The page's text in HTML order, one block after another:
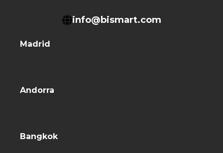
info@bismart.com
Madrid
Andorra
Bangkok